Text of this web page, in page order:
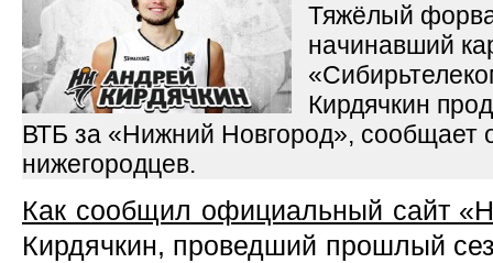
Тяжёлый
начинавший
Кирдячкин
ВТБ за «Нижний Новгород», сообщает
нижегородцев.
Как сообщил официальный сайт
Кирдячкин, проведший прошлый